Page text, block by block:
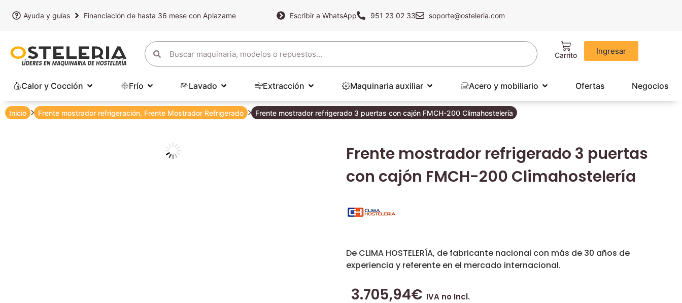
Ayuda y guías Financiación de hasta 36 mese con Aplazame Escribir a WhatsApp 951 23 02 33 soporte@osteleria.com
Ingresar
Calor y Cocción Frío Lavado Extracción Maquinaria auxiliar Acero y mobiliario Ofertas Negocios
Inicio Frente mostrador refrigeración, Frente Mostrador Refrigerado Frente mostrador refrigerado 3 puertas con cajón FMCH-200 Climahostelería
Frente mostrador refrigerado 3 puertas
con cajón FMCH-200 Climahostelería
De CLIMA HOSTELERÍA, de fabricante nacional con más de 30 años de
experiencia y referente en el mercado internacional.
3.705,94€ IVA no Incl.